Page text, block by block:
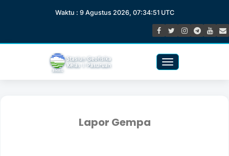
Waktu : 9 Agustus 2026, 07:34:52 UTC
Toggle
Lapor Gempa